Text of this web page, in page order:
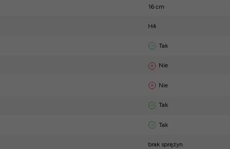
16 cm
H4
Tak
Nie
Nie
Tak
Tak
brak sprężyn